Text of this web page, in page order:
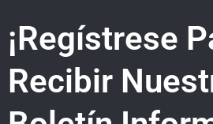
¡Regístrese
Recibir